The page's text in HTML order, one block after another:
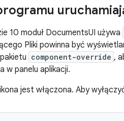
10 moduł DocumentsUI używa
Pliki powinna być
component-override ,
w panelu aplikacji.
jest włączona. Aby